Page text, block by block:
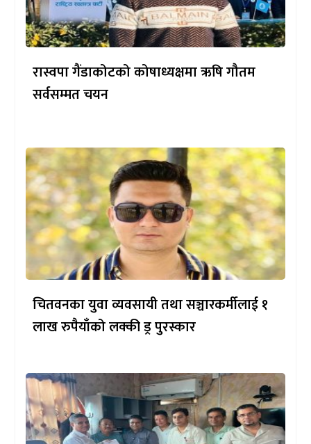
रास्वपा गैंडाकोटको कोषाध्यक्षमा ऋषि गौतम
सर्वसम्मत चयन
चितवनका युवा व्यवसायी तथा सञ्चारकर्मीलाई १
लाख रुपैयाँको लक्की ड्र पुरस्कार